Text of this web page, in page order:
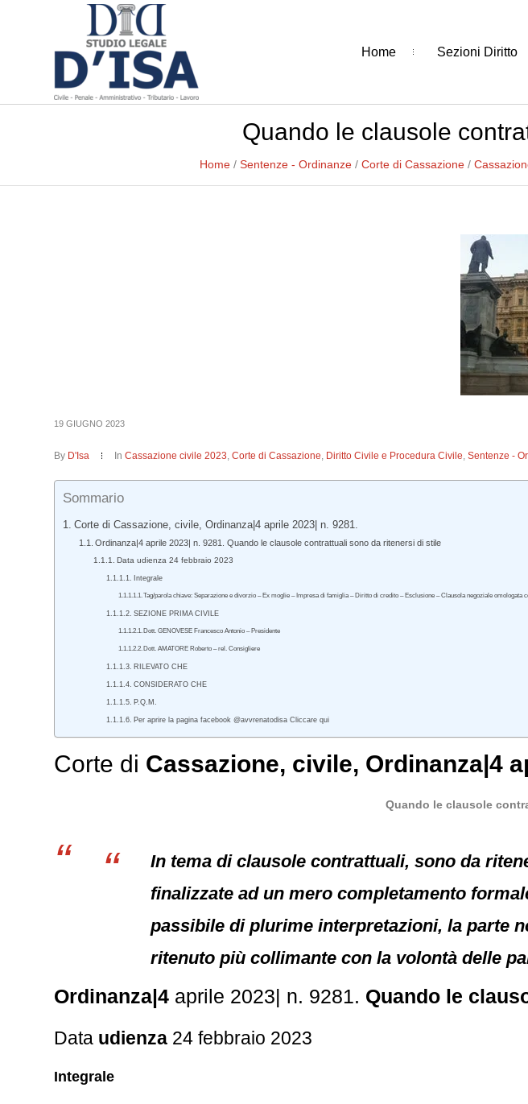
Home Sezioni Diritto
Quando le clausole
Home / Sentenze - Ordinanze / Corte di Cassazione /
19 GIUGNO 2023
By D'Isa InCassazione civile 2023,Corte di Cassazione, Diritto Civile e Procedura Civile,Sentenze -
Sommario
Corte di Cassazione, civile, Ordinanza|4 aprile 2023| n. 9281.
Ordinanza|4 aprile 2023| n. 9281. Quando le clausole contrattuali sono da ritenersi di stile
Data udienza 24 febbraio 2023
Integrale
Tag/parola chiave: Separazione e divorzio – Ex moglie – Impresa di famiglia – Diritto di credito – Esclusione – Clausola negoziale
SEZIONE PRIMA CIVILE
Dott. GENOVESE Francesco Antonio – Presidente
Dott. AMATORE Roberto – rel. Consigliere
RILEVATO CHE
CONSIDERATO CHE
P.Q.M.
Per aprire la pagina facebook @avvrenatodisa Cliccare qui
Corte di Cassazione, civile, Ordinanza|4
Quando le clausole
In tema di clausole contrattuali, sono da
finalizzate ad un mero completamento
passibile di plurime interpretazioni, la parte
ritenuto più collimante con la volontà delle
Ordinanza|4 aprile 2023| n. 9281. Quando le
Data udienza 24 febbraio 2023
Integrale